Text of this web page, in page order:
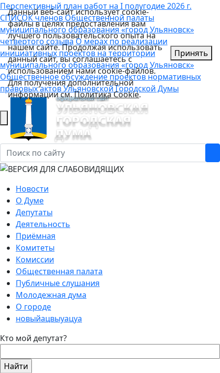
Перспективный план работ на I полугодие 2026 г.
СПИСОК членов Общественной палаты
муниципального образования «город Ульяновск»
четвертого созываО мерах по реализации
инициативных проектов на территории
муниципального образования «город Ульяновск»
Общественное обсуждение проектов нормативных
правовых актов Ульяновской Городской Думы
Новости
О Думе
Депутаты
Деятельность
Приёмная
Комитеты
Комиссии
Общественная палата
Публичные слушания
Молодежная дума
О городе
новыйацвыуацуа
Кто мой депутат?
Данный веб-сайт использует cookie-
файлы в целях предоставления вам
лучшего пользовательского опыта на
нашем сайте. Продолжая использовать
данный сайт, вы соглашаетесь с
использованием нами cookie-файлов.
Для получения дополнительной
информации см.Политика Cookie.
Принять